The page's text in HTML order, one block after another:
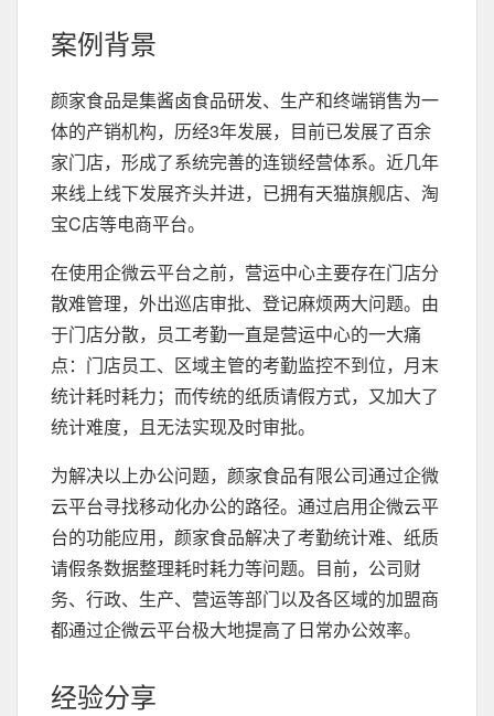
案例背景
颜家食品是集酱卤食品研发、生产和终端销售为一
体的产销机构，历经3年发展，目前已发展了百余
家门店，形成了系统完善的连锁经营体系。近几年
来线上线下发展齐头并进，已拥有天猫旗舰店、淘
宝C店等电商平台。
在使用企微云平台之前，营运中心主要存在门店分
散难管理，外出巡店审批、登记麻烦两大问题。由
于门店分散，员工考勤一直是营运中心的一大痛
点：门店员工、区域主管的考勤监控不到位，月末
统计耗时耗力；而传统的纸质请假方式，又加大了
统计难度，且无法实现及时审批。
为解决以上办公问题，颜家食品有限公司通过企微
云平台寻找移动化办公的路径。通过启用企微云平
台的功能应用，颜家食品解决了考勤统计难、纸质
请假条数据整理耗时耗力等问题。目前，公司财
务、行政、生产、营运等部门以及各区域的加盟商
都通过企微云平台极大地提高了日常办公效率。
经验分享